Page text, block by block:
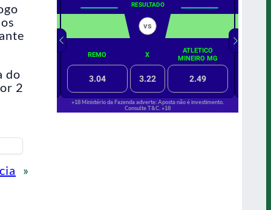
do
2
»